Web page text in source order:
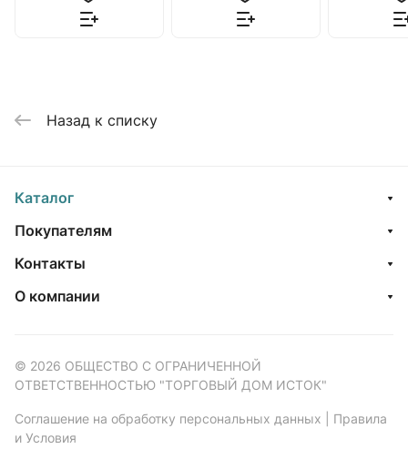
Назад к списку
Каталог
Покупателям
Контакты
О компании
© 2026 ОБЩЕСТВО С ОГРАНИЧЕННОЙ
ОТВЕТСТВЕННОСТЬЮ "ТОРГОВЫЙ ДОМ ИСТОК"
Соглашение на обработку персональных данных
Правила
и Условия